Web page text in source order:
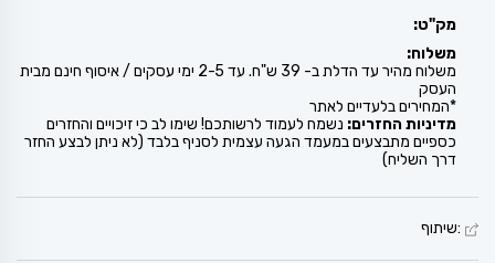
מק"ט:
משלוח:
משלוח מהיר עד הדלת ב- 39 ש"ח. עד 2-5 ימי עסקים / איסוף חינם מבית
העסק
*המחירים בלעדיים לאתר
מדיניות החזרים: נשמח לעמוד לרשותכם! שימו לב כי זיכויים והחזרים
כספיים מתבצעים במעמד הגעה עצמית לסניף בלבד (לא ניתן לבצע החזר
דרך השליח)
:שיתוף